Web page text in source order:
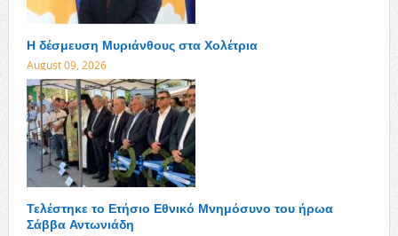
Η δέσμευση Μυριάνθους στα Χολέτρια
August 09, 2026
Τελέστηκε το Ετήσιο Εθνικό Μνημόσυνο του ήρωα
Σάββα Αντωνιάδη